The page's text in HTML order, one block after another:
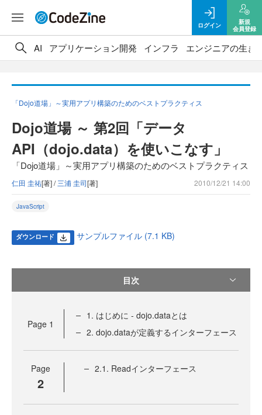
ログイン
新規
会員登録
AI アプリケーション開発 インフラ エンジニアの生き
「Dojo道場」～実用アプリ構築のためのベストプラクティス
Dojo道場 ～ 第2回「データ
API（dojo.data）を使いこなす」
「Dojo道場」～実用アプリ構築のためのベストプラクティス
仁田 圭祐[著] /三浦 圭司[著] 2010/12/21 14:00
JavaScript
ダウンロード サンプルファイル (7.1 KB)
目次
Page 1
1. はじめに - dojo.dataとは
2. dojo.dataが定義するインターフェース
Page
2
2.1. Readインターフェース